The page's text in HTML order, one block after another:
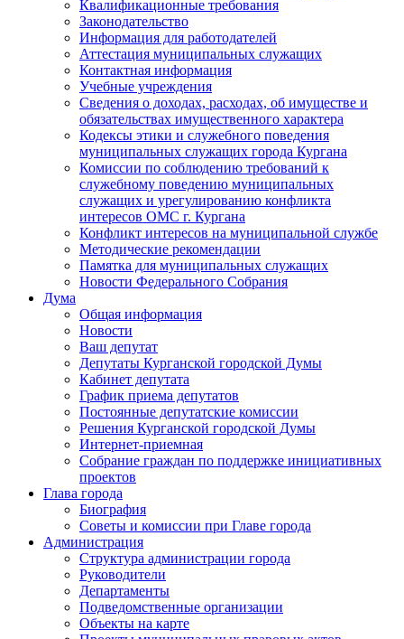
Квалификационные требования
Законодательство
Информация для работодателей
Аттестация муниципальных служащих
Контактная информация
Учебные учреждения
Сведения о доходах, расходах, об имуществе и
обязательствах имущественного характера
Кодексы этики и служебного поведения
муниципальных служащих города Кургана
Комиссии по соблюдению требований к
служебному поведению муниципальных
служащих и урегулированию конфликта
интересов ОМС г. Кургана
Конфликт интересов на муниципальной службе
Методические рекомендации
Памятка для муниципальных служащих
Новости Федерального Cобрания
Дума
Общая информация
Новости
Ваш депутат
Депутаты Курганской городской Думы
Кабинет депутата
График приема депутатов
Постоянные депутатские комиссии
Решения Курганской городской Думы
Интернет-приемная
Собрание граждан по поддержке инициативных
проектов
Глава города
Биография
Советы и комиссии при Главе города
Администрация
Структура администрации города
Руководители
Департаменты
Подведомственные организации
Объекты на карте